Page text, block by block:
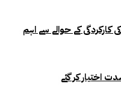
کارکردگی کے حوالے سے اہم
اختیار کر گئے